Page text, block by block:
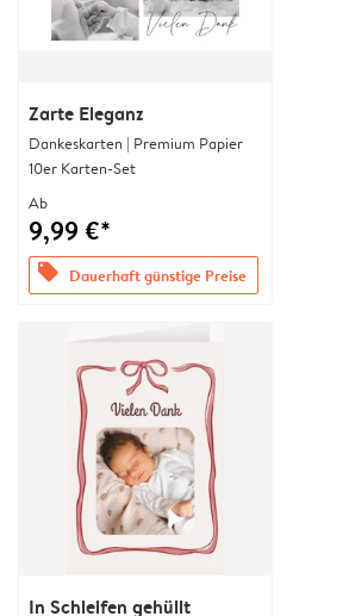
Zarte Eleganz
Dankeskarten | Premium Papier
10er Karten-Set
Ab
9,99 €*
offers Dauerhaft günstige Preise
In Schleifen gehüllt